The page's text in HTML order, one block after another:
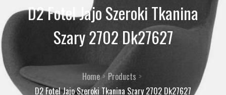
D2 Fotel Jajo Szeroki Tkanina
Szary 2702 Dk27627
Home
Products
D2 Fotel Jajo Szeroki Tkanina Szary 2702 Dk27627